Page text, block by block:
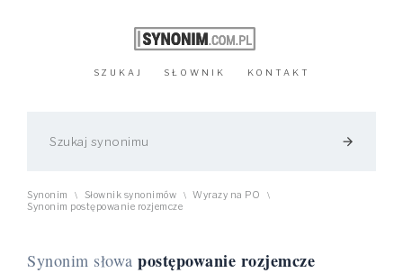
SZUKAJ SŁOWNIK KONTAKT
arrow_forward
Synonim \ Słownik synonimów \ Wyrazy na PO \
Synonim postępowanie rozjemcze
Synonim słowa postępowanie rozjemcze